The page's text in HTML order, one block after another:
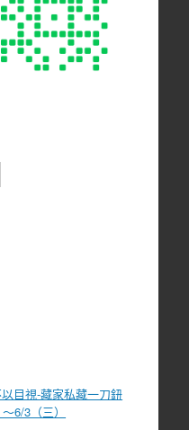
目視-藏家私藏一刀鈕
6/3（三）